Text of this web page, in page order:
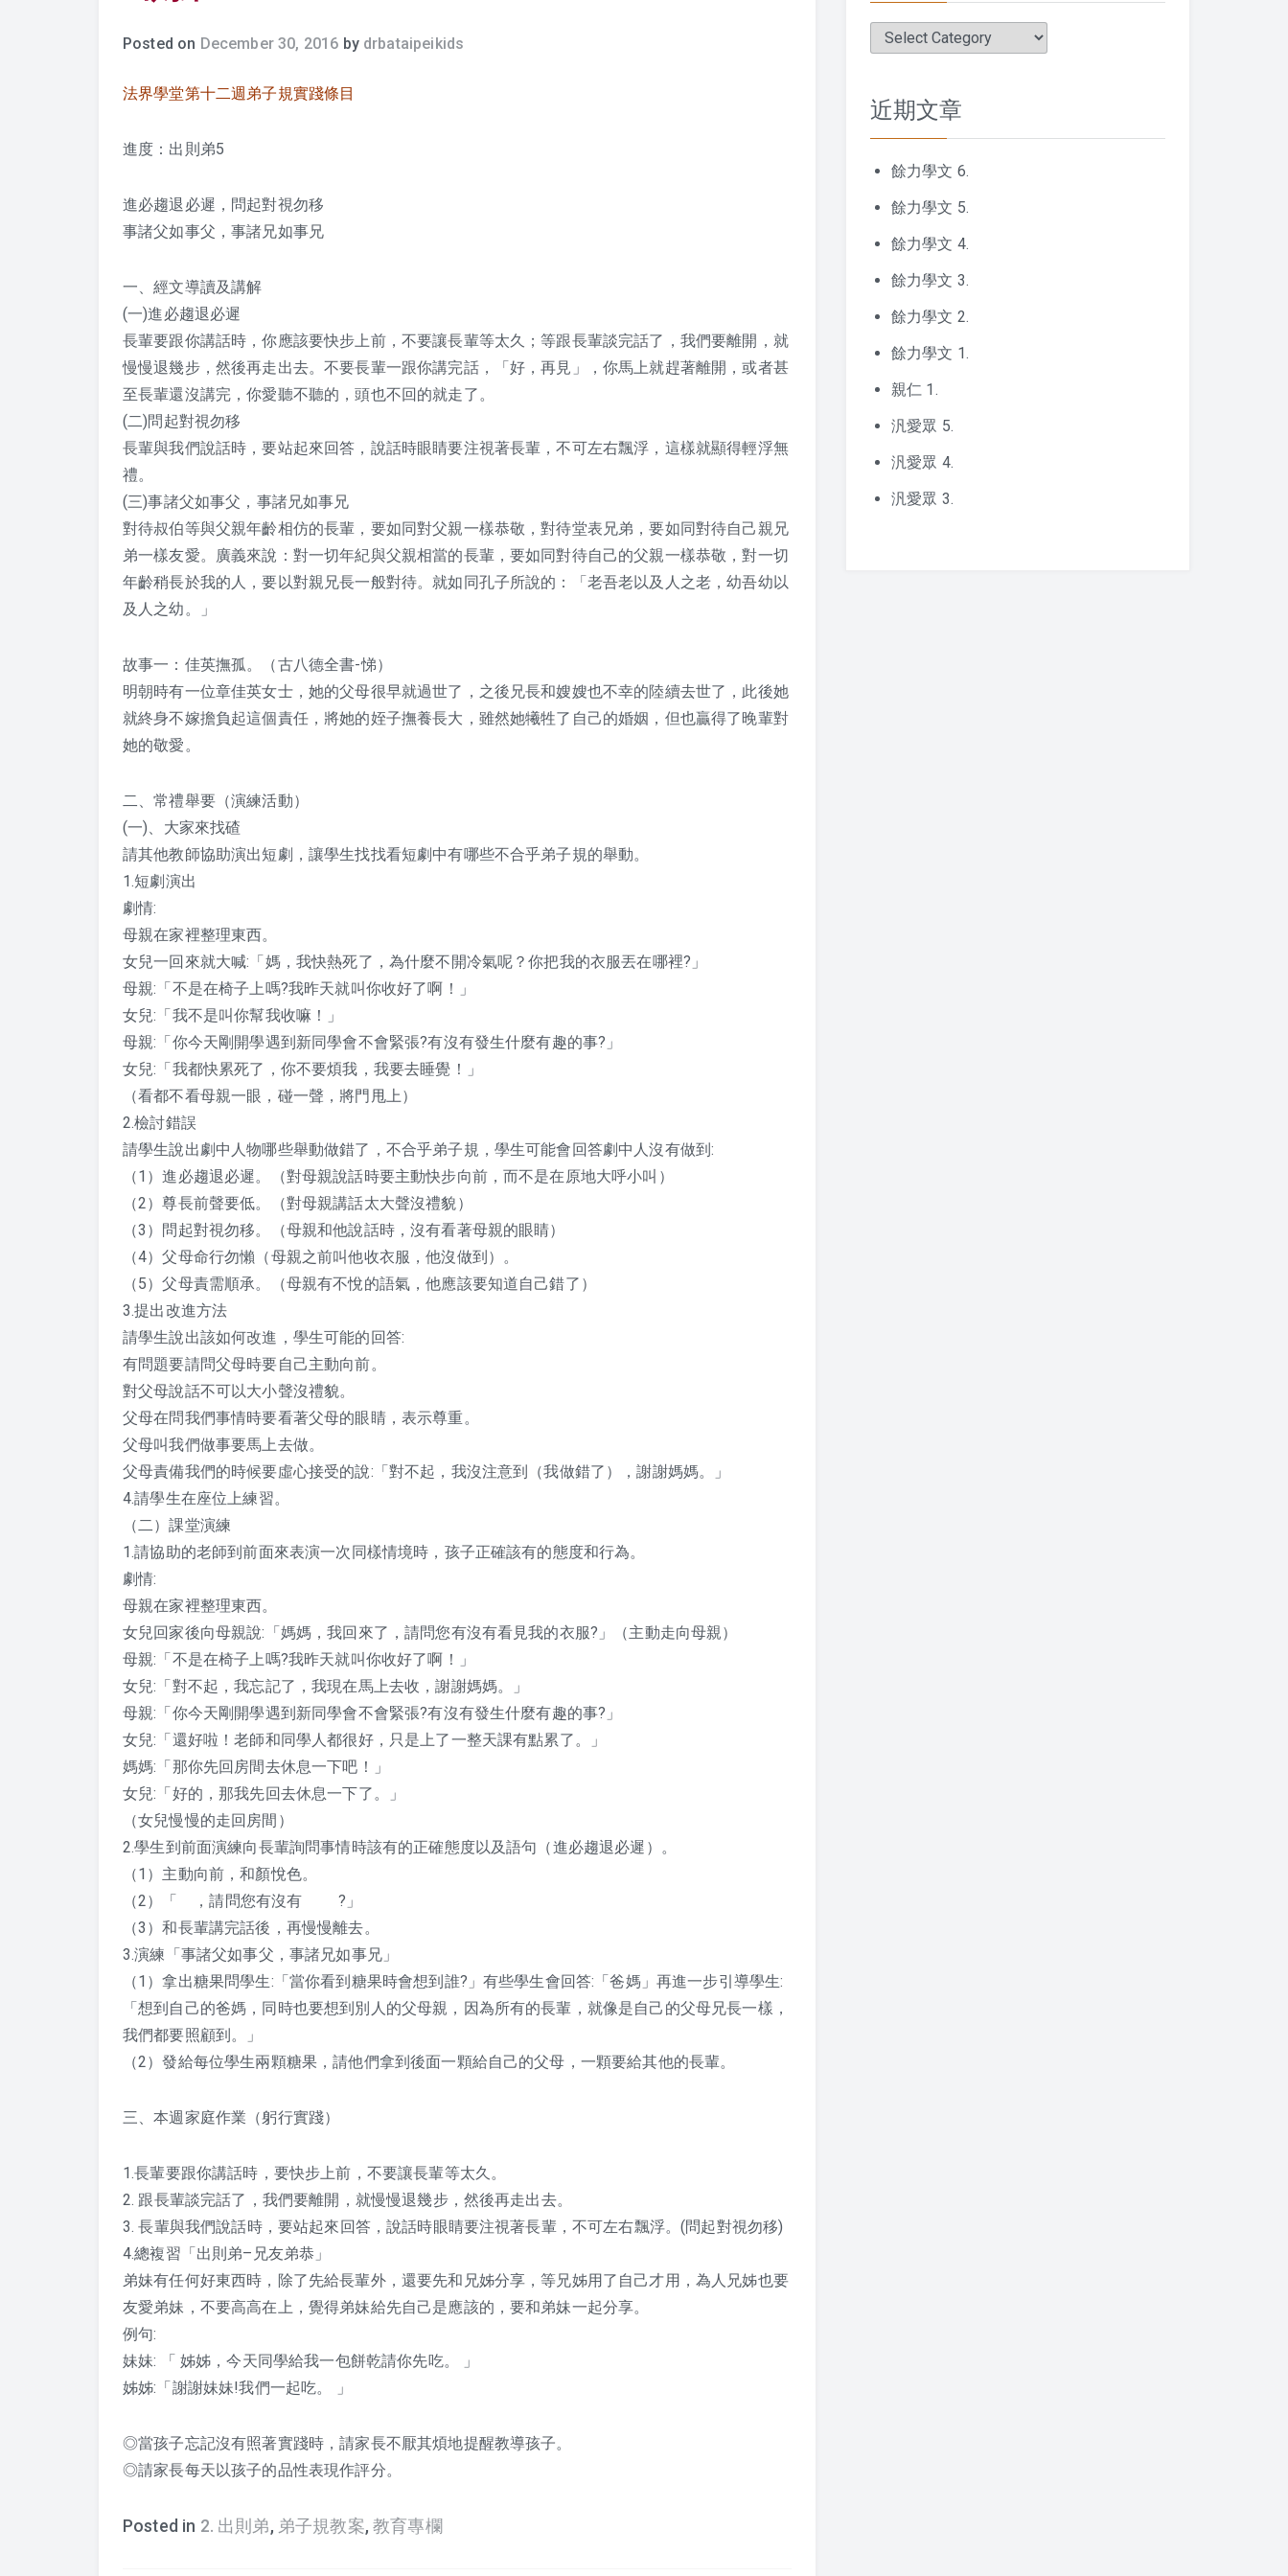
Posted on December 30, 2016 by drbataipeikids
法界學堂第十二週弟子規實踐條目
進度：出則弟5
進必趨退必遲，問起對視勿移
事諸父如事父，事諸兄如事兄
一、經文導讀及講解
(一)進必趨退必遲
長輩要跟你講話時，你應該要快步上前，不要讓長輩等太久；等跟長輩談完話了，我們要離開，就
慢慢退幾步，然後再走出去。不要長輩一跟你講完話，「好，再見」，你馬上就趕著離開，或者甚
至長輩還沒講完，你愛聽不聽的，頭也不回的就走了。
(二)問起對視勿移
長輩與我們說話時，要站起來回答，說話時眼睛要注視著長輩，不可左右飄浮，這樣就顯得輕浮無
禮。
(三)事諸父如事父，事諸兄如事兄
對待叔伯等與父親年齡相仿的長輩，要如同對父親一樣恭敬，對待堂表兄弟，要如同對待自己親兄
弟一樣友愛。廣義來說：對一切年紀與父親相當的長輩，要如同對待自己的父親一樣恭敬，對一切
年齡稍長於我的人，要以對親兄長一般對待。就如同孔子所說的：「老吾老以及人之老，幼吾幼以
及人之幼。」
故事一：佳英撫孤。（古八德全書-悌）
明朝時有一位章佳英女士，她的父母很早就過世了，之後兄長和嫂嫂也不幸的陸續去世了，此後她
就終身不嫁擔負起這個責任，將她的姪子撫養長大，雖然她犧牲了自己的婚姻，但也贏得了晚輩對
她的敬愛。
二、常禮舉要（演練活動）
(一)、大家來找碴
請其他教師協助演出短劇，讓學生找找看短劇中有哪些不合乎弟子規的舉動。
1.短劇演出
劇情:
母親在家裡整理東西。
女兒一回來就大喊:「媽，我快熱死了，為什麼不開冷氣呢？你把我的衣服丟在哪裡?」
母親:「不是在椅子上嗎?我昨天就叫你收好了啊！」
女兒:「我不是叫你幫我收嘛！」
母親:「你今天剛開學遇到新同學會不會緊張?有沒有發生什麼有趣的事?」
女兒:「我都快累死了，你不要煩我，我要去睡覺！」
（看都不看母親一眼，碰一聲，將門甩上）
2.檢討錯誤
請學生說出劇中人物哪些舉動做錯了，不合乎弟子規，學生可能會回答劇中人沒有做到:
（1）進必趨退必遲。（對母親說話時要主動快步向前，而不是在原地大呼小叫）
（2）尊長前聲要低。（對母親講話太大聲沒禮貌）
（3）問起對視勿移。（母親和他說話時，沒有看著母親的眼睛）
（4）父母命行勿懶（母親之前叫他收衣服，他沒做到）。
（5）父母責需順承。（母親有不悅的語氣，他應該要知道自己錯了）
3.提出改進方法
請學生說出該如何改進，學生可能的回答:
有問題要請問父母時要自己主動向前。
對父母說話不可以大小聲沒禮貌。
父母在問我們事情時要看著父母的眼睛，表示尊重。
父母叫我們做事要馬上去做。
父母責備我們的時候要虛心接受的說:「對不起，我沒注意到（我做錯了），謝謝媽媽。」
4.請學生在座位上練習。
（二）課堂演練
1.請協助的老師到前面來表演一次同樣情境時，孩子正確該有的態度和行為。
劇情:
母親在家裡整理東西。
女兒回家後向母親說:「媽媽，我回來了，請問您有沒有看見我的衣服?」（主動走向母親）
母親:「不是在椅子上嗎?我昨天就叫你收好了啊！」
女兒:「對不起，我忘記了，我現在馬上去收，謝謝媽媽。」
母親:「你今天剛開學遇到新同學會不會緊張?有沒有發生什麼有趣的事?」
女兒:「還好啦！老師和同學人都很好，只是上了一整天課有點累了。」
媽媽:「那你先回房間去休息一下吧！」
女兒:「好的，那我先回去休息一下了。」
（女兒慢慢的走回房間）
2.學生到前面演練向長輩詢問事情時該有的正確態度以及語句（進必趨退必遲）。
（1）主動向前，和顏悅色。
（2）「 ，請問您有沒有 ?」
（3）和長輩講完話後，再慢慢離去。
3.演練「事諸父如事父，事諸兄如事兄」
（1）拿出糖果問學生:「當你看到糖果時會想到誰?」有些學生會回答:「爸媽」再進一步引導學生:
「想到自己的爸媽，同時也要想到別人的父母親，因為所有的長輩，就像是自己的父母兄長一樣，
我們都要照顧到。」
（2）發給每位學生兩顆糖果，請他們拿到後面一顆給自己的父母，一顆要給其他的長輩。
三、本週家庭作業（躬行實踐）
1.長輩要跟你講話時，要快步上前，不要讓長輩等太久。
2. 跟長輩談完話了，我們要離開，就慢慢退幾步，然後再走出去。
3. 長輩與我們說話時，要站起來回答，說話時眼睛要注視著長輩，不可左右飄浮。(問起對視勿移)
4.總複習「出則弟–兄友弟恭」
弟妹有任何好東西時，除了先給長輩外，還要先和兄姊分享，等兄姊用了自己才用，為人兄姊也要
友愛弟妹，不要高高在上，覺得弟妹給先自己是應該的，要和弟妹一起分享。
例句:
妹妹: 「 姊姊，今天同學給我一包餅乾請你先吃。 」
姊姊:「謝謝妹妹!我們一起吃。 」
◎當孩子忘記沒有照著實踐時，請家長不厭其煩地提醒教導孩子。
◎請家長每天以孩子的品性表現作評分。
Posted in 2. 出則弟, 弟子規教案,教育專欄
分
近期文章
餘力學文 6.
餘力學文 5.
餘力學文 4.
餘力學文 3.
餘力學文 2.
餘力學文 1.
親仁 1.
汎愛眾 5.
汎愛眾 4.
汎愛眾 3.